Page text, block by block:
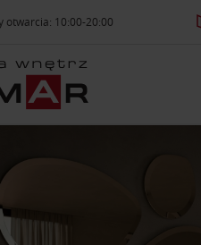
otwarcia: 10:00-20:00